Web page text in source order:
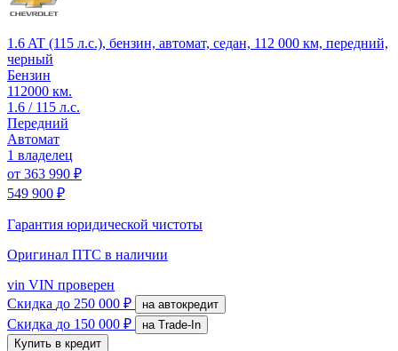
1.6 AT (115 л.с.), бензин, автомат, седан, 112 000 км, передний,
черный
Бензин
112000 км.
1.6 / 115 л.с.
Передний
Автомат
1 владелец
от 363 990 ₽
549 900 ₽
Гарантия юридической чистоты
Оригинал ПТС в наличии
vin VIN проверен
Скидка до 250 000 ₽ на автокредит
Скидка до 150 000 ₽
на Trade-In
Купить в кредит